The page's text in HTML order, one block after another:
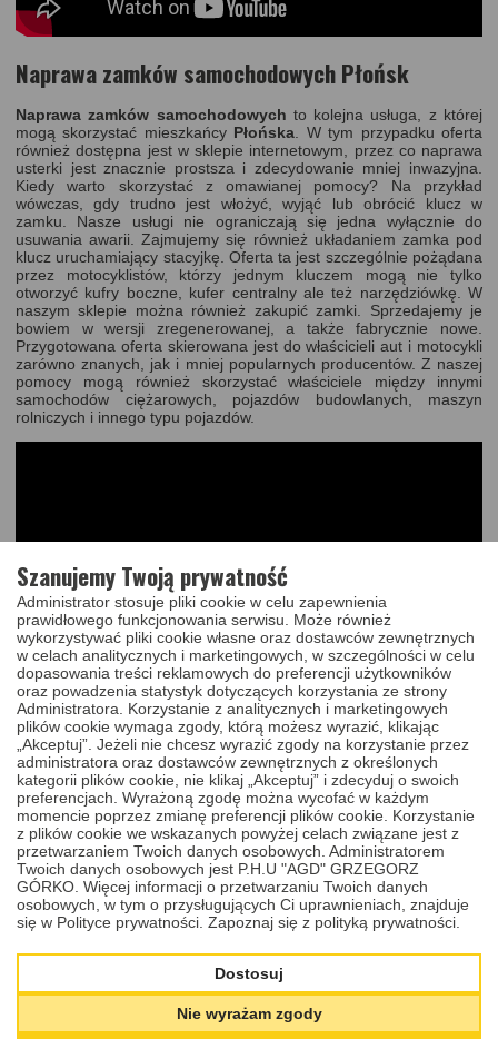
Naprawa zamków samochodowych Płońsk
Naprawa zamków samochodowych to kolejna usługa, z której
mogą skorzystać mieszkańcy Płońska . W tym przypadku oferta
również dostępna jest w sklepie internetowym , przez co naprawa
usterki jest znacznie prostsza i zdecydowanie mniej inwazyjna.
Kiedy warto skorzystać z omawianej pomocy? Na przykład
wówczas, gdy trudno jest włożyć, wyjąć lub obrócić klucz w
zamku. Nasze usługi nie ograniczają się jedna wyłącznie do
usuwania awarii. Zajmujemy się również układaniem zamka pod
klucz uruchamiający stacyjkę. Oferta ta jest szczególnie pożądana
przez motocyklistów, którzy jednym kluczem mogą nie tylko
otworzyć kufry boczne, kufer centralny ale też narzędziówkę. W
naszym sklepie można również zakupić zamki. Sprzedajemy je
bowiem w wersji zregenerowanej, a także fabrycznie nowe.
Przygotowana oferta skierowana jest do właścicieli aut i motocykli
zarówno znanych, jak i mniej popularnych producentów. Z naszej
pomocy mogą również skorzystać właściciele między innymi
samochodów ciężarowych, pojazdów budowlanych, maszyn
rolniczych i innego typu pojazdów.
Naprawa kluczy i pilotów samochodowych Płońsk
Jako liderzy rynku mechanicznego świadczymy również usługi
polegające na
naprawie kluczy i pilotów samochodowych w
Płońsku. W celu skorzystania z oferty wystarczy odwiedzić
naszsklep online i wybrać interesującą Państwa usługę. W jakich
przypadkach jesteśmy w stanie pomóc? Rozwiązujemy problemy
związane między innymi z nieładowaniem się akumulatora
podczas jazdy, blokowaniem się klucza w stacyjce lub zamku czy
nieskładaniem się grota w obudowie scyzorykowej. Klienci mogą
również na nas liczyć w przypadku, gdy mają problem z otwarciem
auta w sposób klasyczny lub zbliżeniowy. W celu eliminacji
omawianych awarii wykonujemy takie zadania, jak na przykład
wymianę baterii lub jej mocowania, docięcie nowego grotu czy
wymianę mikrowłączników sterujących otwieraniem i zamykaniem
pojazdu.
Szanujemy Twoją prywatność
Administrator stosuje pliki cookie w celu zapewnienia
prawidłowego funkcjonowania serwisu. Może również
wykorzystywać pliki cookie własne oraz dostawców zewnętrznych
w celach analitycznych i marketingowych, w szczególności w celu
dopasowania treści reklamowych do preferencji użytkowników
oraz powadzenia statystyk dotyczących korzystania ze strony
Administratora. Korzystanie z analitycznych i marketingowych
plików cookie wymaga zgody, którą możesz wyrazić, klikając
„Akceptuj”. Jeżeli nie chcesz wyrazić zgody na korzystanie przez
administratora oraz dostawców zewnętrznych z określonych
kategorii plików cookie, nie klikaj „Akceptuj” i zdecyduj o swoich
preferencjach. Wyrażoną zgodę można wycofać w każdym
momencie poprzez zmianę preferencji plików cookie. Korzystanie
z plików cookie we wskazanych powyżej celach związane jest z
przetwarzaniem Twoich danych osobowych. Administratorem
Twoich danych osobowych jest P.H.U "AGD" GRZEGORZ
GÓRKO. Więcej informacji o przetwarzaniu Twoich danych
osobowych, w tym o przysługujących Ci uprawnieniach, znajduje
się w Polityce prywatności. Zapoznaj się z polityką prywatności.
Dostosuj
Nie wyrażam zgody